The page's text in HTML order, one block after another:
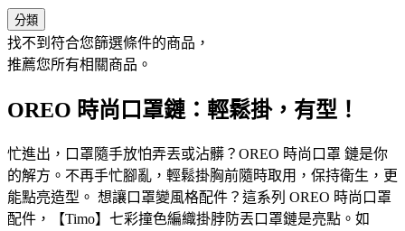
分類
找不到符合您篩選條件的商品，
推薦您所有相關商品。
OREO 時尚口罩鏈：輕鬆掛，有型！
忙進出，口罩隨手放怕弄丟或沾髒？OREO 時尚口罩 鏈是你
的解方。不再手忙腳亂，輕鬆掛胸前隨時取用，保持衛生，更
能點亮造型。 想讓口罩變風格配件？這系列 OREO 時尚口罩
配件，【Timo】七彩撞色編織掛脖防丟口罩鏈是亮點。如